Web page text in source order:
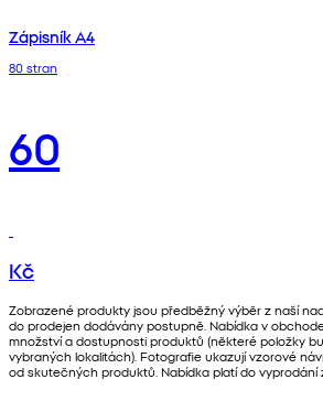
Zápisník A4
80 stran
60
Kč
Zobrazené produkty jsou předběžný výběr z naší
do prodejen dodávány postupně. Nabídka v
množství a dostupnosti produktů (některé položky
vybraných lokalitách). Fotografie ukazují vzorové
od skutečných produktů. Nabídka platí do vyprodání